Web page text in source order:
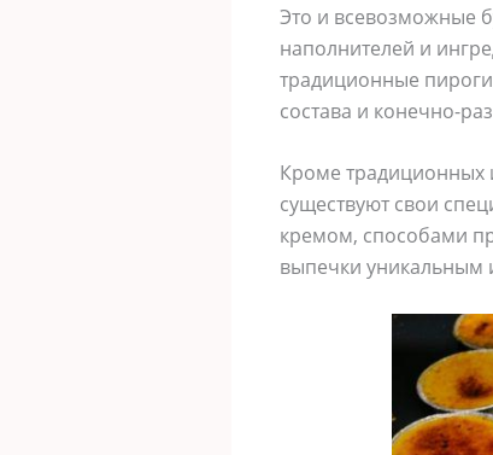
Это и всевозможные
наполнителей и
традиционные
состава и конечно-
Кроме традиционных
существуют свои
кремом, способами
выпечки